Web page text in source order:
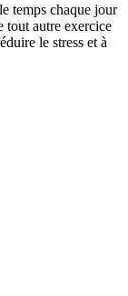
temps chaque jour
tout autre exercice
le stress et à